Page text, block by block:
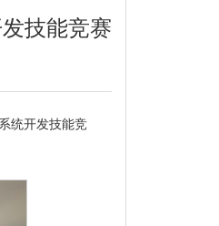
技能竞赛
统开发技能竞